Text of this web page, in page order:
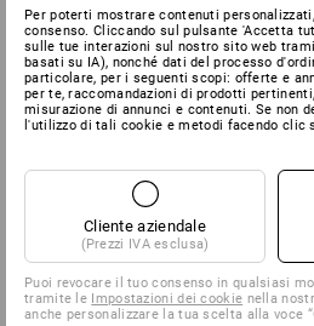
Per poterti mostrare contenuti
consenso. Cliccando sul pulsante 'Accetta
sulle tue interazioni sul nostro sito web
basati su IA), nonché dati del processo
particolare, per i seguenti scopi: offerte e
per te, raccomandazioni di prodotti
misurazione di annunci e contenuti. Se non
l'utilizzo di tali cookie e metodi facendo clic
Cliente aziendale
(Prezzi IVA esclusa)
Puoi revocare il tuo consenso in qualsiasi
tramite le Impostazioni dei cookie nella
anche personalizzare la tua scelta alla voce